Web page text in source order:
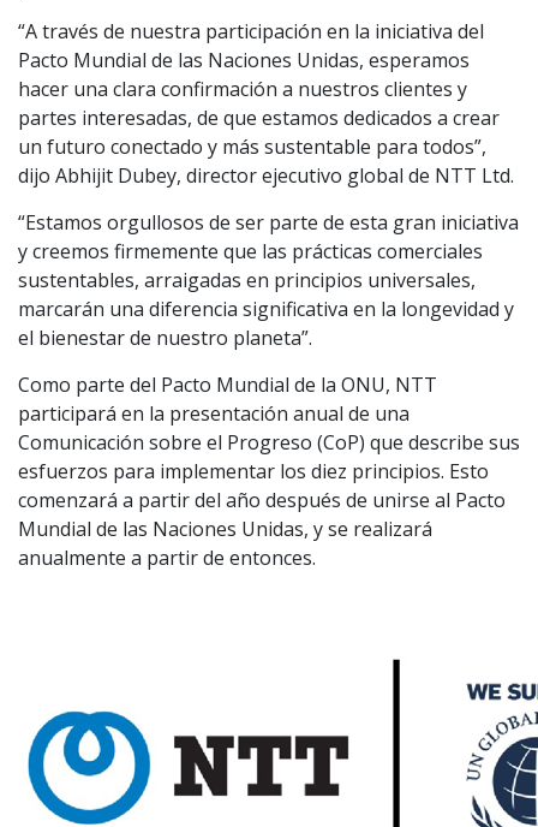
“A través de nuestra participación en la iniciativa del
Pacto Mundial de las Naciones Unidas, esperamos
hacer una clara confirmación a nuestros clientes y
partes interesadas, de que estamos dedicados a crear
un futuro conectado y más sustentable para todos”,
dijo Abhijit Dubey, director ejecutivo global de NTT Ltd.
“Estamos orgullosos de ser parte de esta gran iniciativa
y creemos firmemente que las prácticas comerciales
sustentables, arraigadas en principios universales,
marcarán una diferencia significativa en la longevidad y
el bienestar de nuestro planeta”.
Como parte del Pacto Mundial de la ONU, NTT
participará en la presentación anual de una
Comunicación sobre el Progreso (CoP) que describe sus
esfuerzos para implementar los diez principios. Esto
comenzará a partir del año después de unirse al Pacto
Mundial de las Naciones Unidas, y se realizará
anualmente a partir de entonces.